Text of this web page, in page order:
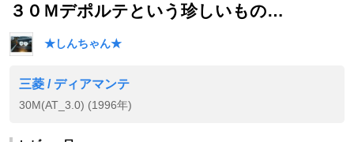
３０Ｍデポルテという珍しいもの…
★しんちゃん★
三菱 / ディアマンテ
30M(AT_3.0) (1996年)